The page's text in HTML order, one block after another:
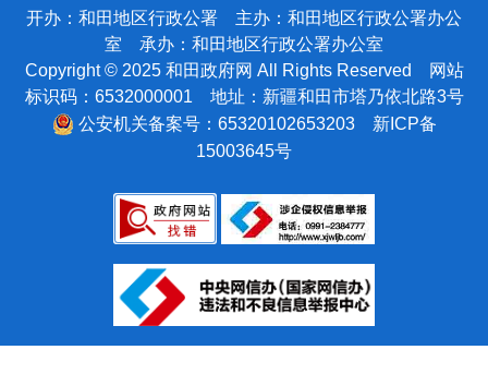
国家原子能机构
国家航天局
国家外国专家局
国家语言文字工作委员会
人民银行
应急管理部
退役军人事务部
国家安全部
国家民族事务委员会
青海
甘肃
陕西
西藏
云南
贵州
四川
重庆
海南
广西
哈密市
巴音郭楞蒙古自治州
阿克苏地区
克孜勒苏柯尔克孜自治州
和田地区
克拉玛依市
策勒县
于田县
民丰县
开办：和田地区行政公署 主办：和田地区行政公署办公
室 承办：和田地区行政公署办公室
Copyright © 2025 和田政府网 All Rights Reserved 网站
标识码：6532000001 地址：新疆和田市塔乃依北路3号
公安机关备案号：65320102653203
新ICP备
15003645号